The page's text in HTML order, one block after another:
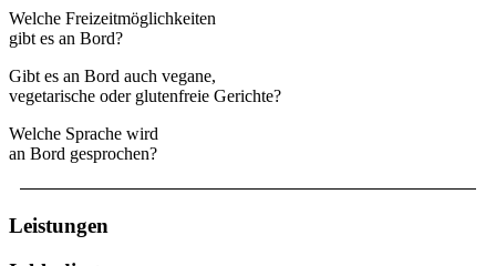
Welche Freizeitmöglichkeiten
gibt es an Bord?
Gibt es an Bord auch vegane,
vegetarische oder glutenfreie Gerichte?
Welche Sprache wird
an Bord gesprochen?
Leistungen